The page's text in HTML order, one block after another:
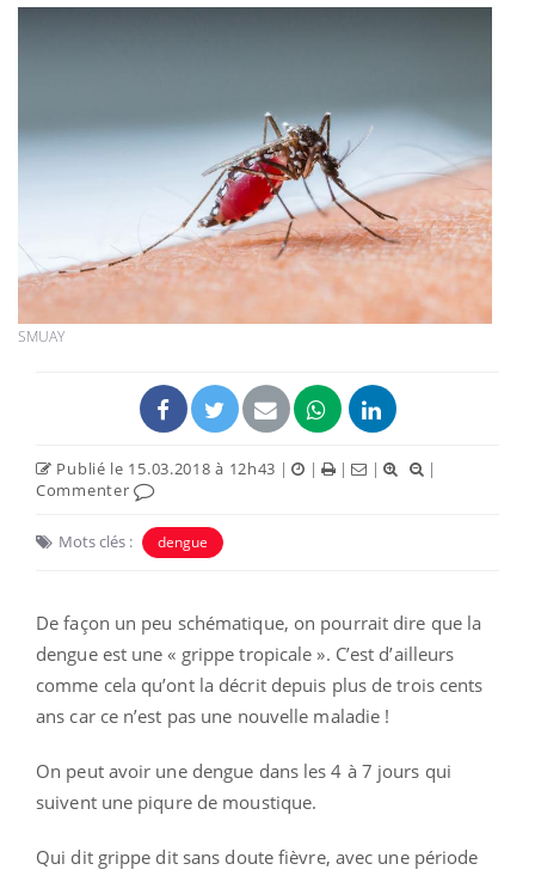
SMUAY
Publié le 15.03.2018 à 12h43 | | | |
|
Commenter
Mots clés : dengue
De façon un peu schématique, on pourrait dire que la
dengue est une « grippe tropicale ». C’est d’ailleurs
comme cela qu’ont la décrit depuis plus de trois cents
ans car ce n’est pas une nouvelle maladie !
On peut avoir une dengue dans les 4 à 7 jours qui
suivent une piqure de moustique.
Qui dit grippe dit sans doute fièvre, avec une période